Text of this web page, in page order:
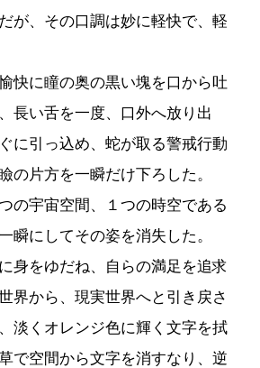
が、その口調は妙に軽快で、軽
快に瞳の奥の黒い塊を口から吐
長い舌を一度、口外へ放り出
に引っ込め、蛇が取る警戒行動
の片方を一瞬だけ下ろした。
の宇宙空間、１つの時空である
瞬にしてその姿を消失した。
身をゆだね、自らの満足を追求
界から、現実世界へと引き戻さ
淡くオレンジ色に輝く文字を拭
で空間から文字を消すなり、逆